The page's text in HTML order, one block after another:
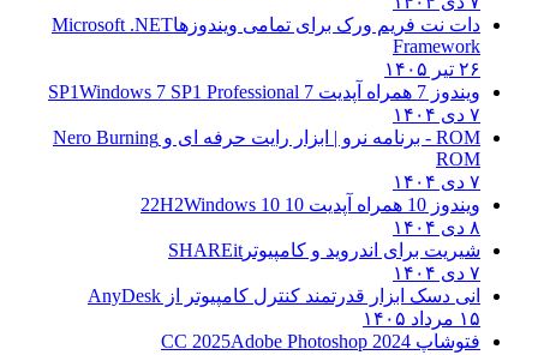
دات نت فریم ورک برای تمامی ویندوزهاMicrosoft .NET
Framework
۲۶ تیر ۱۴۰۵
ویندوز 7 همراه آپدیت 7 SP1
Windows 7 SP1 Professional
۷ دی ۱۴۰۴
ROM - برنامه نرو | ابزار رایت حرفه ای و
Nero Burning
ROM
۷ دی ۱۴۰۴
ویندوز 10 همراه آپدیت 10 22H2
Windows 10
۸ دی ۱۴۰۴
شیریت برای اندروید و کامپیوتر SHAREit
۷ دی ۱۴۰۴
انی دسک ابزار قدرتمند کنترل کامپیوتر از AnyDesk
۱۵ مرداد ۱۴۰۵
فتوشاپ CC 2025 Adobe Photoshop 2024